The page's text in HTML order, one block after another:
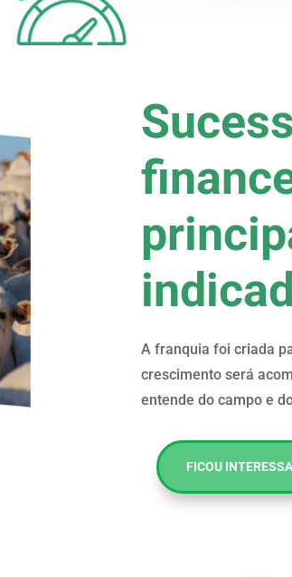
A franquia foi criada
crescimento será
entende do campo e
FICOU